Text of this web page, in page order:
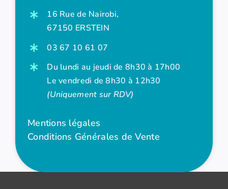
16 Rue de Nairobi,
67150 ERSTEIN
03 67 10 61 07
Du lundi au jeudi de 8h30 à 17h00
Le vendredi de 8h30 à 12h30
(Uniquement sur RDV)
Mentions légales
Conditions Générales de Vente